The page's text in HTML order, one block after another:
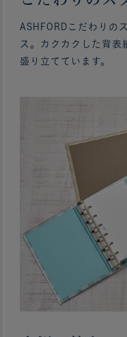
ASHFORDこだわりの
ス。カクカクした背表
盛り立てています。